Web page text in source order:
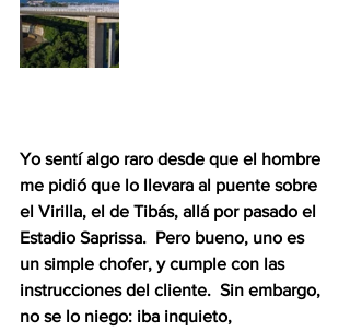
Yo sentí algo raro desde que el hombre
me pidió que lo llevara al puente sobre
el Virilla, el de Tibás, allá por pasado el
Estadio Saprissa.  Pero bueno, uno es
un simple chofer, y cumple con las
instrucciones del cliente.  Sin embargo,
no se lo niego: iba inquieto,